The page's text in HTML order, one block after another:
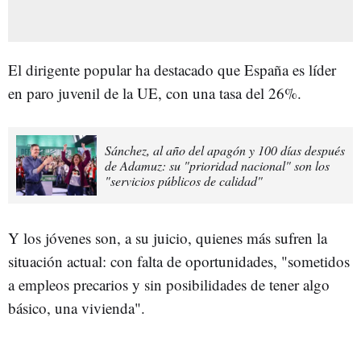
El dirigente popular ha destacado que España es líder
en paro juvenil de la UE, con una tasa del 26%.
Sánchez, al año del apagón y 100 días después
de Adamuz: su "prioridad nacional" son los
"servicios públicos de calidad"
Y los jóvenes son, a su juicio, quienes más sufren la
situación actual: con falta de oportunidades, "sometidos
a empleos precarios y sin posibilidades de tener algo
básico, una vivienda".